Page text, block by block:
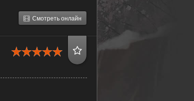
Смотреть онлайн